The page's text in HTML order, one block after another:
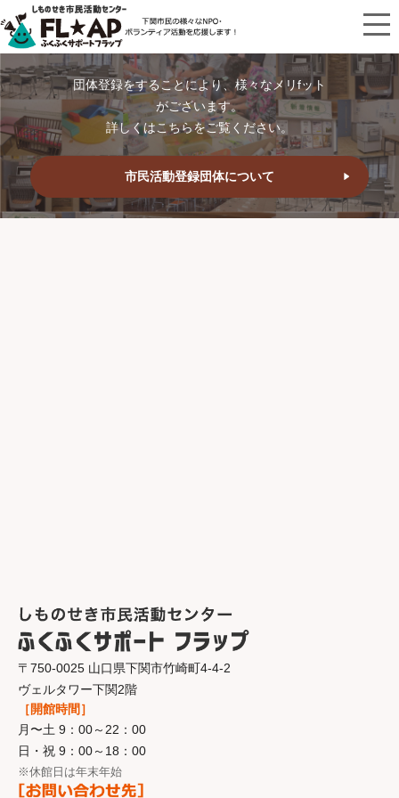
団体登録をすることにより、様々なメリfット
がございます。
詳しくはこちらをご覧ください。
市民活動登録団体について
〒750-0025 山口県下関市竹崎町4-4-2
ヴェルタワー下関2階
［開館時間］
月〜土 9：00～22：00
日・祝 9：00～18：00
※休館日は年末年始